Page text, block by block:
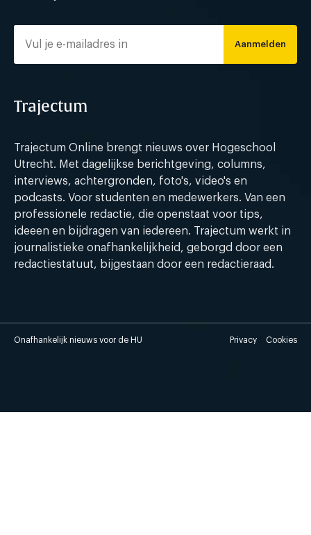
Aanmelden
Trajectum
Trajectum Online brengt nieuws over Hogeschool
Utrecht. Met dagelijkse berichtgeving, columns,
interviews, achtergronden, foto's, video's en
podcasts. Voor studenten en medewerkers. Van een
professionele redactie, die openstaat voor tips,
ideeen en bijdragen van iedereen. Trajectum werkt in
journalistieke onafhankelijkheid, geborgd door een
redactiestatuut, bijgestaan door een redactieraad.
Onafhankelijk nieuws voor de HU Privacy Cookies